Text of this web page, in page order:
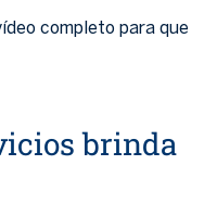
completo para que
brinda